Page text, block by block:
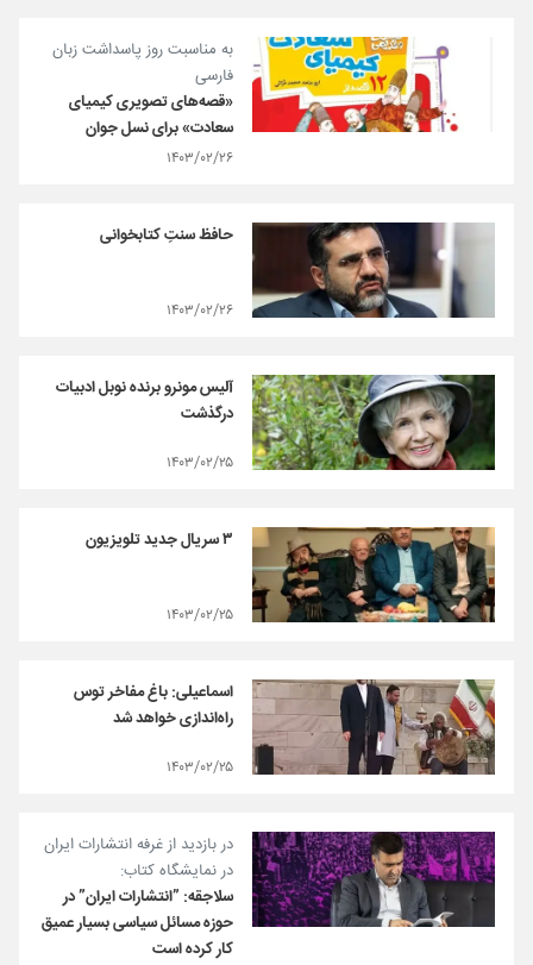
به مناسبت روز پاسداشت زبان
فارسی
«قصه‌های تصویری کیمیای
سعادت» برای نسل جوان
۱۴۰۳/۰۲/۲۶
حافظ سنتِ کتابخوانی
۱۴۰۳/۰۲/۲۶
آلیس مونرو برنده نوبل ادبیات
درگذشت
۱۴۰۳/۰۲/۲۵
۳ سریال جدید تلویزیون
۱۴۰۳/۰۲/۲۵
اسماعیلی: باغ مفاخر توس
راه‌اندازی خواهد شد
۱۴۰۳/۰۲/۲۵
در بازدید از غرفه انتشارات ایران
در نمایشگاه کتاب:
سلاجقه: ”انتشارات ایران” در
حوزه مسائل سیاسی بسیار عمیق
کار کرده است